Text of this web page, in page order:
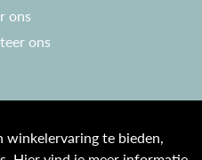
ons
ons
winkelervaring te bieden,